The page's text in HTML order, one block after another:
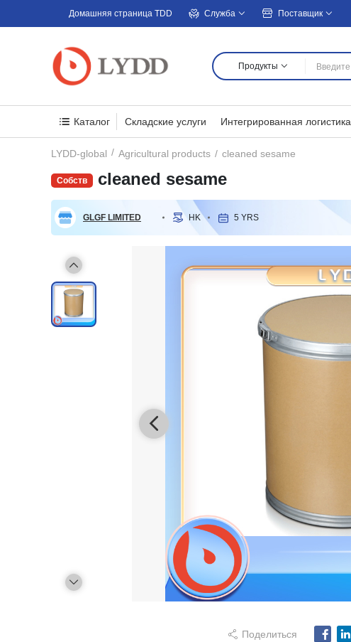
Домашняя страница TDD Служба Поставщик
Продукты
Каталог Складские услуги Интегрированная логистика
LYDD-global Agricultural products cleaned sesame
cleaned sesame
GLGF LIMITED HK 5 YRS
Поделиться